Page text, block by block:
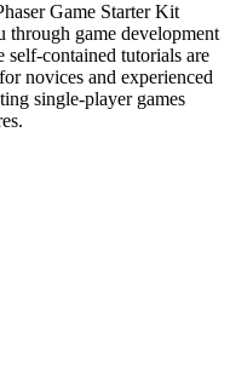
Game Starter Kit
through game development
self-contained tutorials are
novices and experienced
single-player games